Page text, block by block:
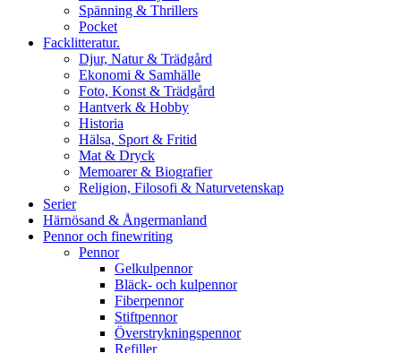
Spänning & Thrillers
Pocket
Facklitteratur.
Djur, Natur & Trädgård
Ekonomi & Samhälle
Foto, Konst & Trädgård
Hantverk & Hobby
Historia
Hälsa, Sport & Fritid
Mat & Dryck
Memoarer & Biografier
Religion, Filosofi & Naturvetenskap
Serier
Härnösand & Ångermanland
Pennor och finewriting
Pennor
Gelkulpennor
Bläck- och kulpennor
Fiberpennor
Stiftpennor
Överstrykningspennor
Refiller